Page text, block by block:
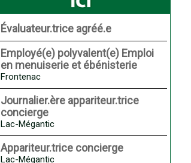
Évaluateur.trice agréé.e
Employé(e) polyvalent(e) Emploi
en menuiserie et ébénisterie
Frontenac
Journalier.ère appariteur.trice
concierge
Lac-Mégantic
Appariteur.trice concierge
Lac-Mégantic